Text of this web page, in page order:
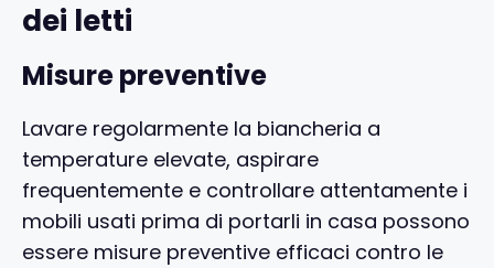
dei letti
Misure preventive
Lavare regolarmente la biancheria a
temperature elevate, aspirare
frequentemente e controllare attentamente i
mobili usati prima di portarli in casa possono
essere misure preventive efficaci contro le